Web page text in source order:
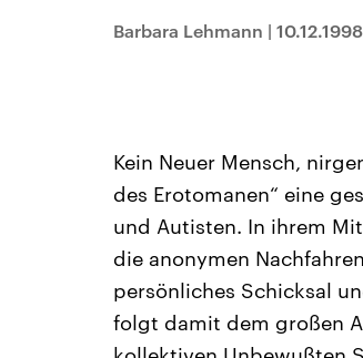
Wahlprogramme,
aktuelle Berichte und
Barbara Lehmann | 10.12.1998
Kein Neuer Mensch,
des Erotomanen“ eine
und Autisten. In ihrem
die anonymen
persönliches Schicksal
folgt damit dem großen